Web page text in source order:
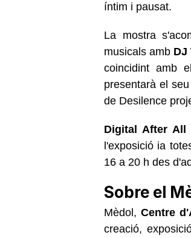
íntim i pausat.
La mostra
musicals amb DJ
coincidint amb
presentarà el
de Desilence
Digital After All
l'exposició ia
16 a 20 h des
Sobre el
Mèdol, Centre
creació,